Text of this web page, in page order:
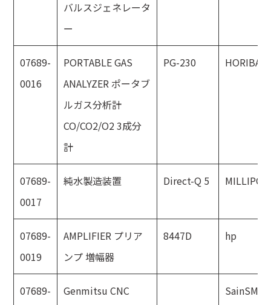
バルスジェネレータ
ー
07689-
0016
PORTABLE GAS
ANALYZER ポータブ
ルガス分析計
CO/CO2/O2 3成分
計
PG-230 HORIBA
07689-
0017
純水製造装置 Direct-Q 5
07689-
0019
AMPLIFIER プリア
ンプ 増幅器
8447D hp
07689-
Genmitsu CNC